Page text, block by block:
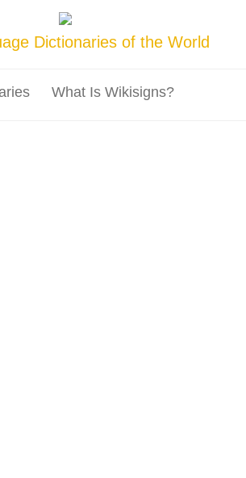
Dictionaries of the World
What Is Wikisigns?